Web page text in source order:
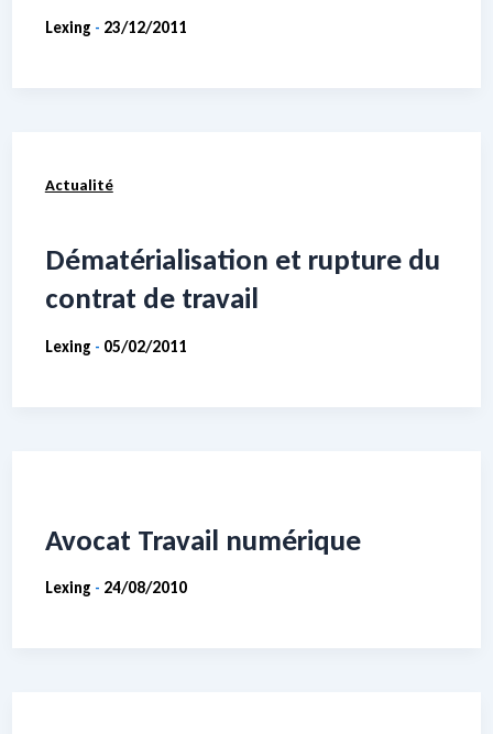
Lexing - 23/12/2011
Actualité
Dématérialisation et rupture du
contrat de travail
Lexing - 05/02/2011
Avocat Travail numérique
Lexing - 24/08/2010